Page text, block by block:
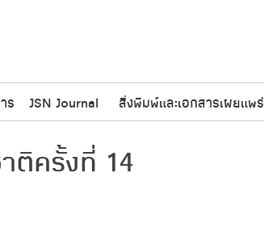
ร JSN Journal สิ่งพิมพ์และเอกสารเผยแพร่
ติครั้งที่ 14